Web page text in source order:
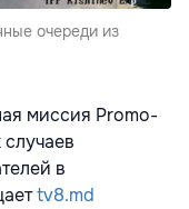
очереди из
миссия Promo-
в
tv8.md